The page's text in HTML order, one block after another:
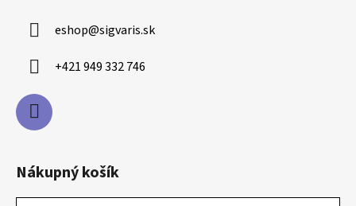
eshop@sigvaris.sk
+421 949 332 746
Nákupný košík